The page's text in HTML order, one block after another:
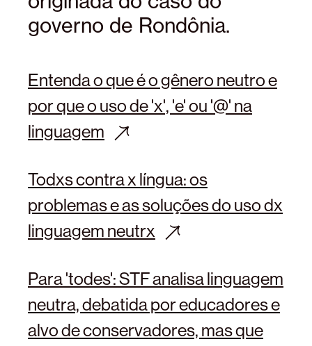
governo de Rondônia.
Entenda o que é o gênero neutro e
por que o uso de 'x', 'e' ou '@' na
linguagem
Todxs contra x língua: os
problemas e as soluções do uso dx
linguagem neutrx
Para 'todes': STF analisa linguagem
neutra, debatida por educadores e
alvo de conservadores, mas que